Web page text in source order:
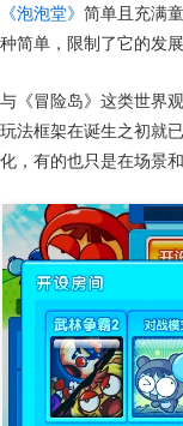
《泡泡堂》 简单且充满
种简单，限制了它的发展
与《冒险岛》这类世界
玩法框架在诞生之初就
化，有的也只是在场景